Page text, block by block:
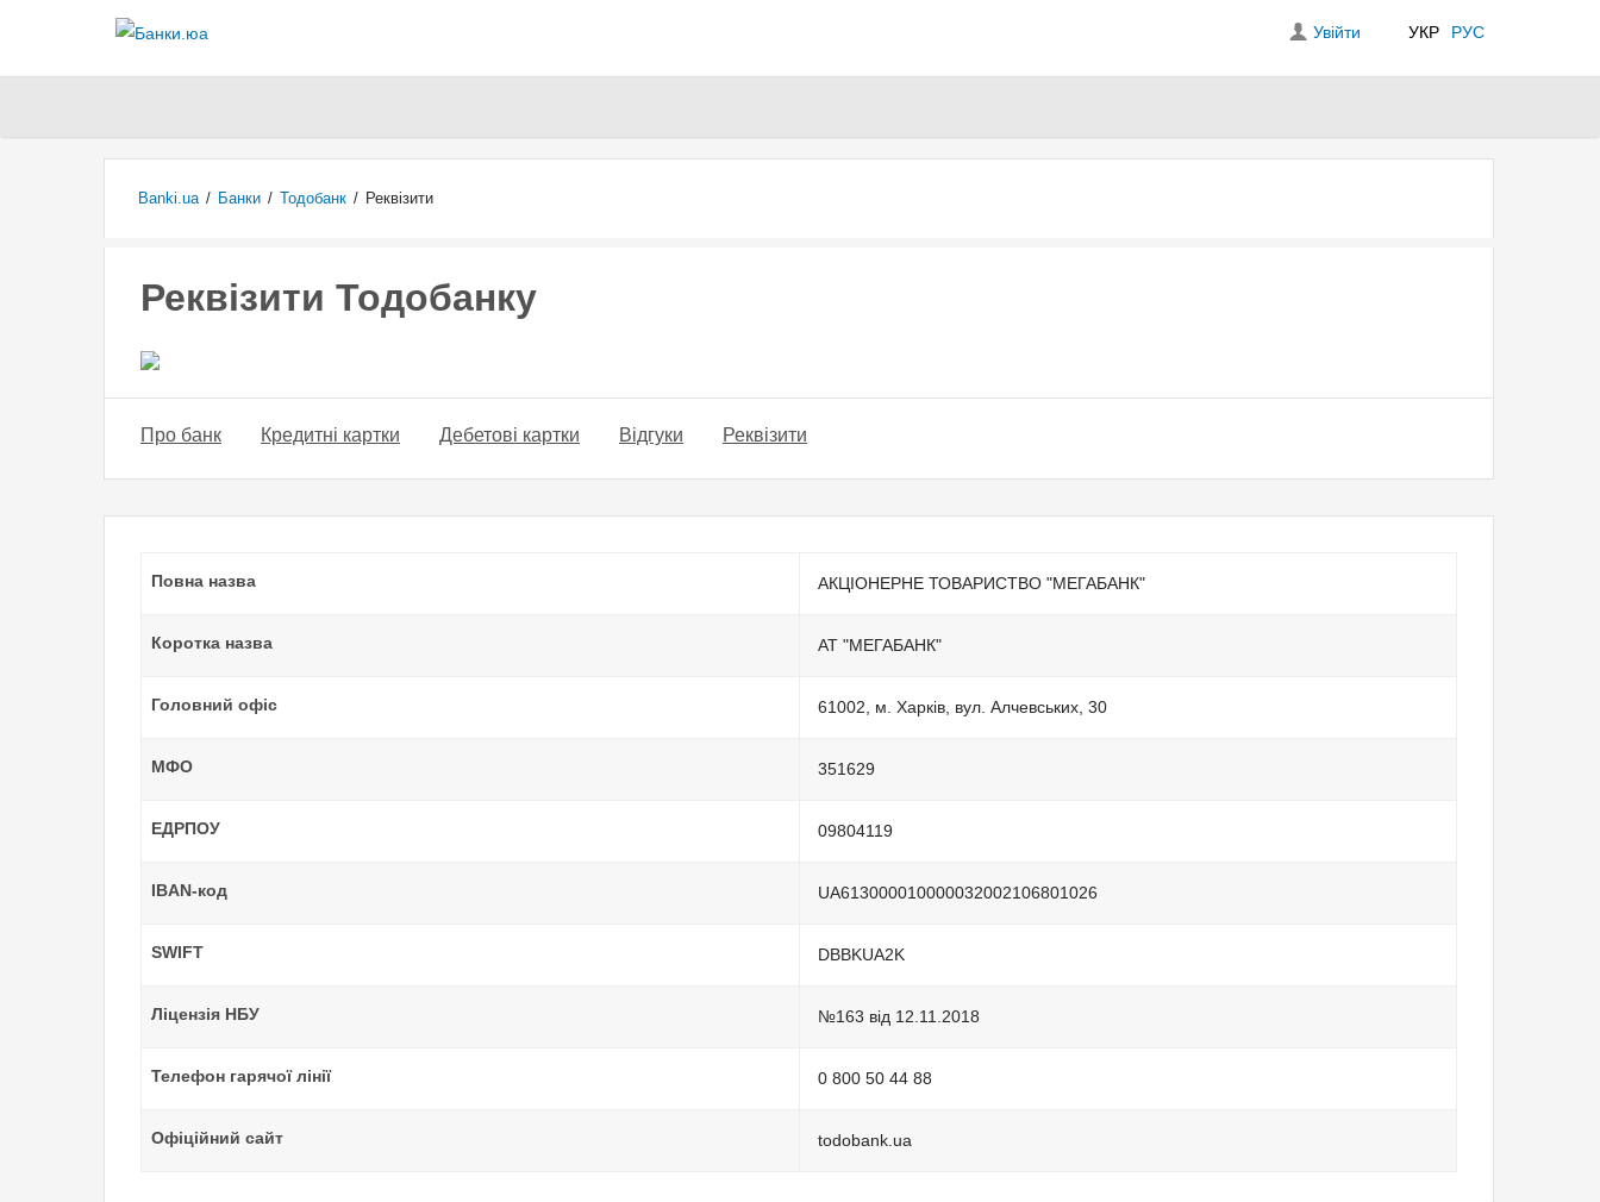
Увійти УКР РУС
Banki.ua / Банки / Тодобанк / Реквізити
Реквізити Тодобанку
Про банк Кредитні картки Дебетові картки Відгуки Реквізити
Повна назва АКЦІОНЕРНЕ ТОВАРИСТВО "МЕГАБАНК"
Коротка назва АТ "МЕГАБАНК"
Головний офіс 61002, м. Харкiв, вул. Алчевських, 30
МФО 351629
ЕДРПОУ 09804119
IBAN-код UA613000010000032002106801026
SWIFT DBBKUA2K
Ліцензія НБУ №163 від 12.11.2018
Телефон гарячої лінії 0 800 50 44 88
Офіційний сайт todobank.ua